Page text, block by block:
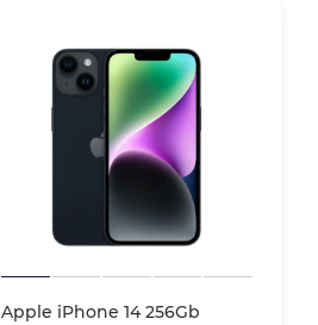
Apple iPhone 14 256Gb